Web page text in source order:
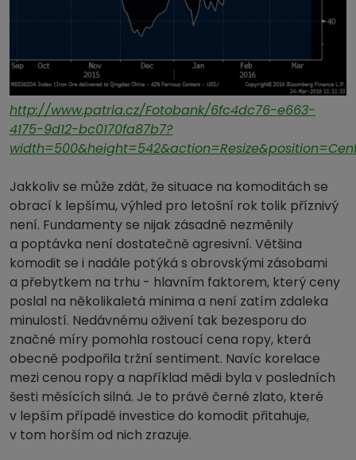
http://www.patria.cz/Fotobank/6fc4dc76-e663-
4175-9d12-bc0170fa87b7?
Jakkoliv se může zdát, že situace na komoditách se
obrací k lepšímu, výhled pro letošní rok tolik příznivý
není. Fundamenty se nijak zásadně nezměnily
a poptávka není dostatečně agresivní. Většina
komodit se i nadále potýká s obrovskými zásobami
a přebytkem na trhu - hlavním faktorem, který ceny
poslal na několikaletá minima a není zatím zdaleka
minulostí. Nedávnému oživení tak bezesporu do
značné míry pomohla rostoucí cena ropy, která
obecně podpořila tržní sentiment. Navíc korelace
mezi cenou ropy a například mědi byla v posledních
šesti měsících silná. Je to právě černé zlato, které
v lepším případě investice do komodit přitahuje,
v tom horším od nich zrazuje.